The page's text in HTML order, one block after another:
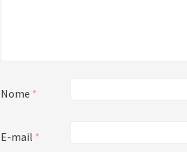
Nome *
E-mail *